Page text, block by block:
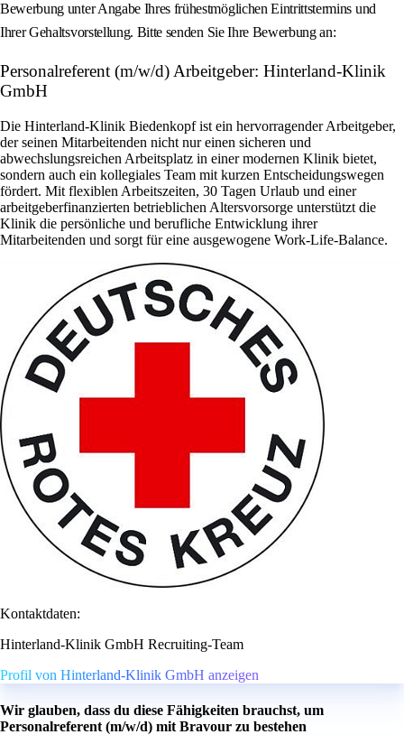
Bewerbung unter Angabe Ihres frühestmöglichen Eintrittstermins und
Ihrer Gehaltsvorstellung. Bitte senden Sie Ihre Bewerbung an:
Personalreferent (m/w/d) Arbeitgeber: Hinterland-Klinik
GmbH
Die Hinterland-Klinik Biedenkopf ist ein hervorragender Arbeitgeber,
der seinen Mitarbeitenden nicht nur einen sicheren und
abwechslungsreichen Arbeitsplatz in einer modernen Klinik bietet,
sondern auch ein kollegiales Team mit kurzen Entscheidungswegen
fördert. Mit flexiblen Arbeitszeiten, 30 Tagen Urlaub und einer
arbeitgeberfinanzierten betrieblichen Altersvorsorge unterstützt die
Klinik die persönliche und berufliche Entwicklung ihrer
Mitarbeitenden und sorgt für eine ausgewogene Work-Life-Balance.
Kontaktdaten:
Hinterland-Klinik GmbH Recruiting-Team
Profil von Hinterland-Klinik GmbH anzeigen
Wir glauben, dass du diese Fähigkeiten brauchst, um
Personalreferent (m/w/d) mit Bravour zu bestehen